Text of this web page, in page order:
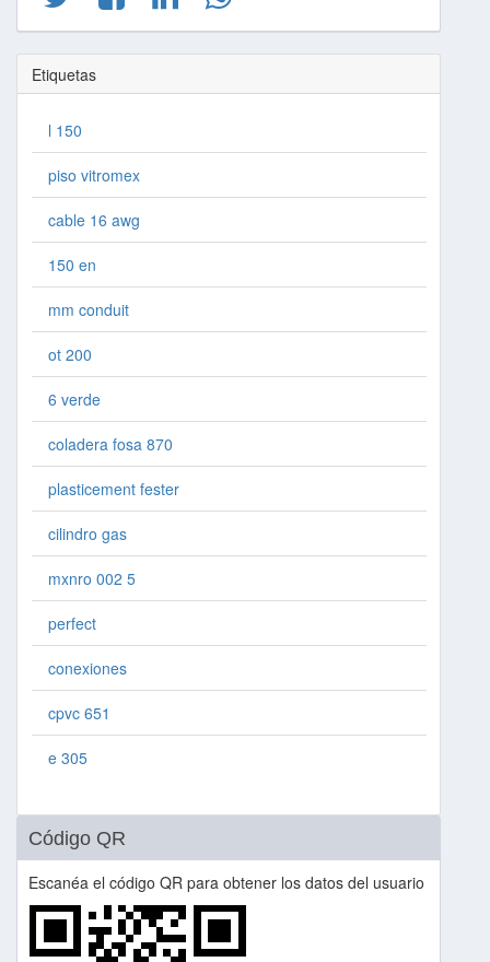
Etiquetas
l 150
piso vitromex
cable 16 awg
150 en
mm conduit
ot 200
6 verde
coladera fosa 870
plasticement fester
cilindro gas
mxnro 002 5
perfect
conexiones
cpvc 651
e 305
Código QR
Escanéa el código QR para obtener los datos del usuario